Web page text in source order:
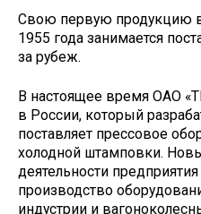
Свою первую продукцию
1955 года занимается
за рубеж.
В настоящее время ОАО
в России, который
поставляет прессовое
холодной штамповки.
деятельности
производство
индустрии и